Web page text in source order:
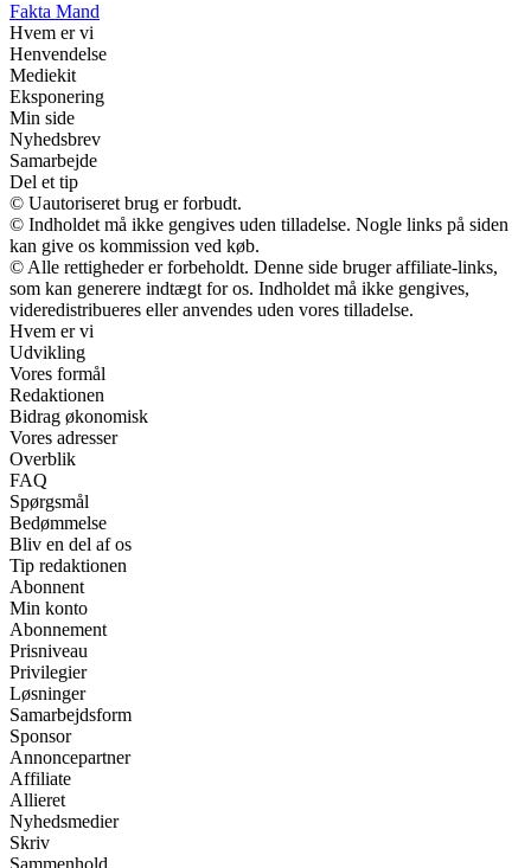
Fakta Mand
Hvem er vi
Henvendelse
Mediekit
Eksponering
Min side
Nyhedsbrev
Samarbejde
Del et tip
© Uautoriseret brug er forbudt.
© Indholdet må ikke gengives uden tilladelse. Nogle links på siden
kan give os kommission ved køb.
© Alle rettigheder er forbeholdt. Denne side bruger affiliate-links,
som kan generere indtægt for os. Indholdet må ikke gengives,
videredistribueres eller anvendes uden vores tilladelse.
Hvem er vi
Udvikling
Vores formål
Redaktionen
Bidrag økonomisk
Vores adresser
Overblik
FAQ
Spørgsmål
Bedømmelse
Bliv en del af os
Tip redaktionen
Abonnent
Min konto
Abonnement
Prisniveau
Privilegier
Løsninger
Samarbejdsform
Sponsor
Annoncepartner
Affiliate
Allieret
Nyhedsmedier
Skriv